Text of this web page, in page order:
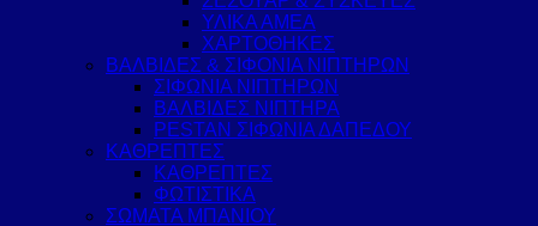
ΥΛΙΚΑ ΑΜΕΑ
ΧΑΡΤΟΘΗΚΕΣ
ΒΑΛΒΙΔΕΣ & ΣΙΦΟΝΙΑ ΝΙΠΤΗΡΩΝ
ΣΙΦΩΝΙΑ ΝΙΠΤΗΡΩΝ
ΒΑΛΒΙΔΕΣ ΝΙΠΤΗΡΑ
PESTAN ΣΙΦΩΝΙΑ ΔΑΠΕΔΟΥ
ΚΑΘΡΕΠΤΕΣ
ΚΑΘΡΕΠΤΕΣ
ΦΩΤΙΣΤΙΚΑ
ΣΩΜΑΤΑ ΜΠΑΝΙΟΥ